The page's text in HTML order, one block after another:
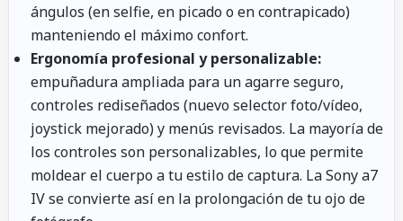
ángulos (en selfie, en picado o en contrapicado)
manteniendo el máximo confort.
Ergonomía profesional y personalizable:
empuñadura ampliada para un agarre seguro,
controles rediseñados (nuevo selector foto/vídeo,
joystick mejorado) y menús revisados. La mayoría de
los controles son personalizables, lo que permite
moldear el cuerpo a tu estilo de captura. La Sony a7
IV se convierte así en la prolongación de tu ojo de